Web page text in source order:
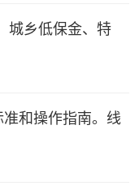
城乡低保金、特
和操作指南。线